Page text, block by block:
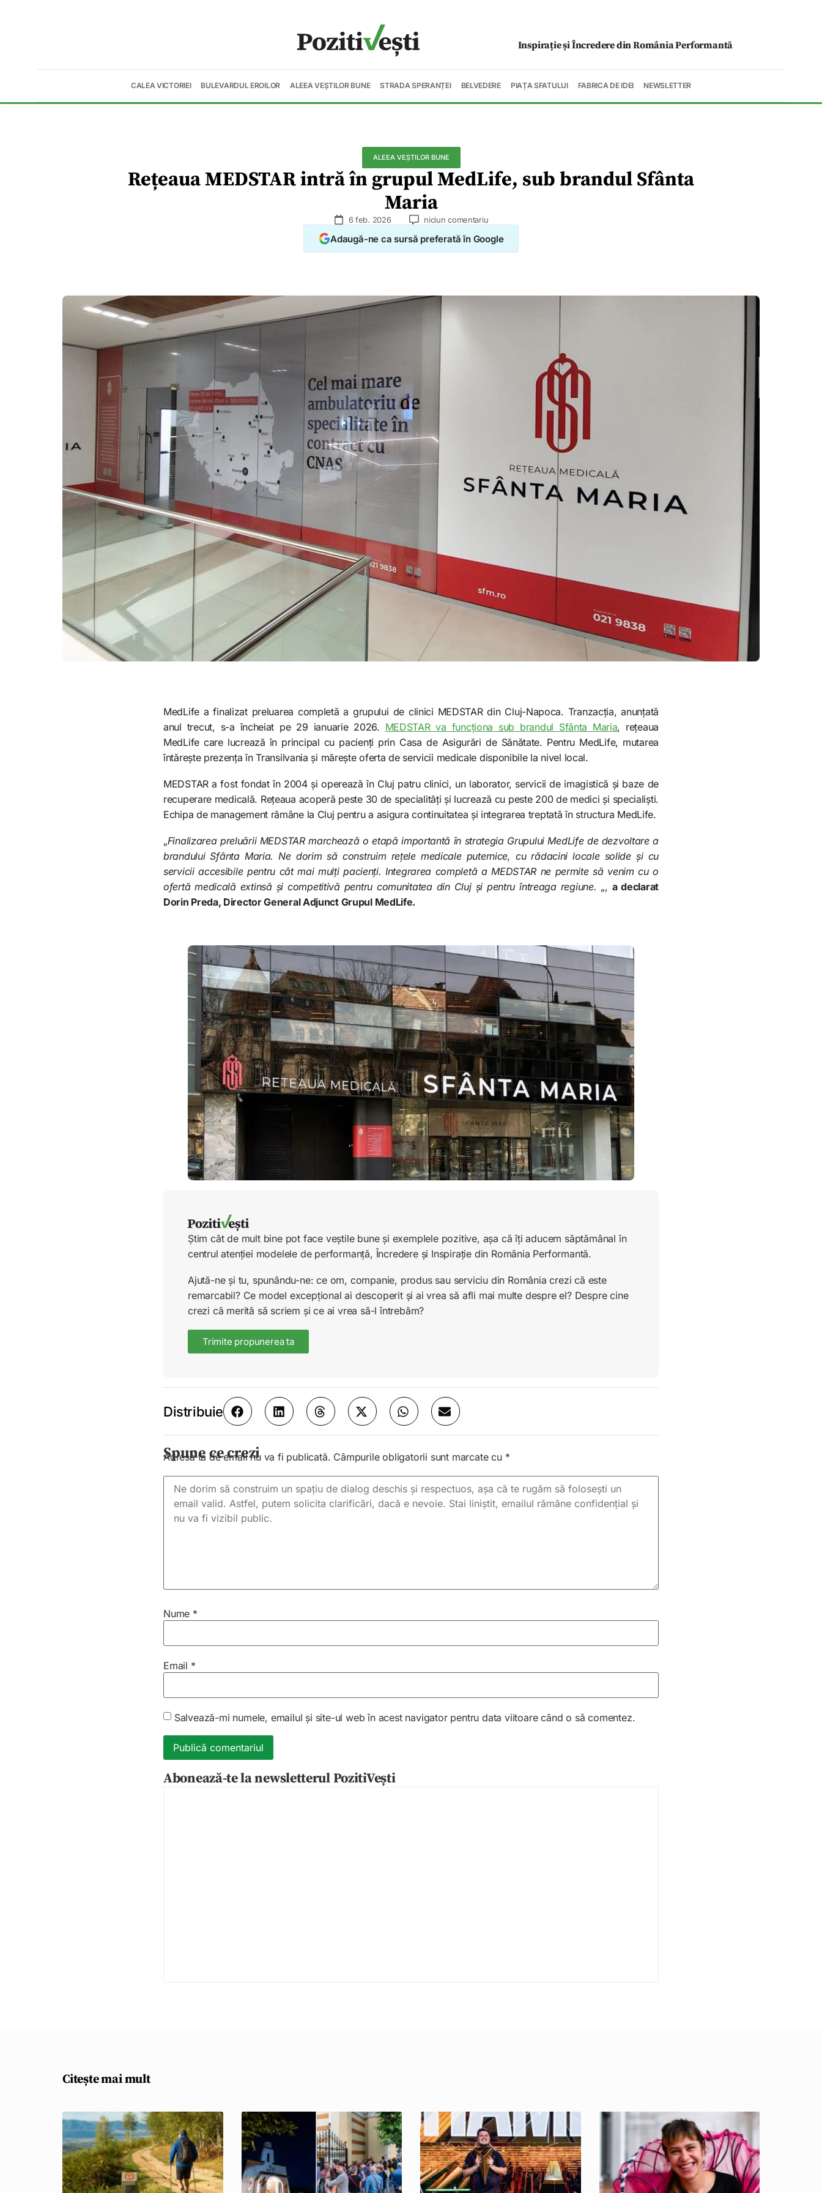
Inspirație și Încredere din România Performantă
CALEA VICTORIEI BULEVARDUL EROILOR ALEEA VEȘTILOR BUNE STRADA SPERANȚEI BELVEDERE PIAȚA SFATULUI FABRICA DE IDEI NEWSLETTER
ALEEA VEȘTILOR BUNE
Rețeaua MEDSTAR intră în grupul MedLife, sub brandul Sfânta
Maria
6 feb. 2026 niciun comentariu
Adaugă-ne ca sursă preferată în Google
MedLife a finalizat preluarea completă a grupului de clinici MEDSTAR din Cluj-Napoca. Tranzacția, anunțată
anul trecut, s-a încheiat pe 29 ianuarie 2026. MEDSTAR va funcționa sub brandul Sfânta Maria, rețeaua
MedLife care lucrează în principal cu pacienți prin Casa de Asigurări de Sănătate. Pentru MedLife, mutarea
întărește prezența în Transilvania și mărește oferta de servicii medicale disponibile la nivel local.
MEDSTAR a fost fondat în 2004 și operează în Cluj patru clinici, un laborator, servicii de imagistică și baze de
recuperare medicală. Rețeaua acoperă peste 30 de specialități și lucrează cu peste 200 de medici și specialiști.
Echipa de management rămâne la Cluj pentru a asigura continuitatea și integrarea treptată în structura MedLife.
„Finalizarea preluării MEDSTAR marchează o etapă importantă în strategia Grupului MedLife de dezvoltare a
brandului Sfânta Maria. Ne dorim să construim rețele medicale puternice, cu rădacini locale solide și cu
servicii accesibile pentru cât mai mulți pacienți. Integrarea completă a MEDSTAR ne permite să venim cu o
ofertă medicală extinsă și competitivă pentru comunitatea din Cluj și pentru întreaga regiune. „, a declarat
Dorin Preda, Director General Adjunct Grupul MedLife.
Știm cât de mult bine pot face veștile bune și exemplele pozitive, așa că îți aducem săptămânal în
centrul atenției modelele de performanță, Încredere și Inspirație din România Performantă.
Ajută-ne și tu, spunându-ne: ce om, companie, produs sau serviciu din România crezi că este
remarcabil? Ce model excepțional ai descoperit și ai vrea să afli mai multe despre el? Despre cine
crezi că merită să scriem și ce ai vrea să-l întrebăm?
Trimite propunerea ta
Distribuie
Spune ce crezi
Adresa ta de email nu va fi publicată. Câmpurile obligatorii sunt marcate cu *
Nume *
Email *
Salvează-mi numele, emailul și site-ul web în acest navigator pentru data viitoare când o să comentez.
Abonează-te la newsletterul PozitiVești
Citește mai mult